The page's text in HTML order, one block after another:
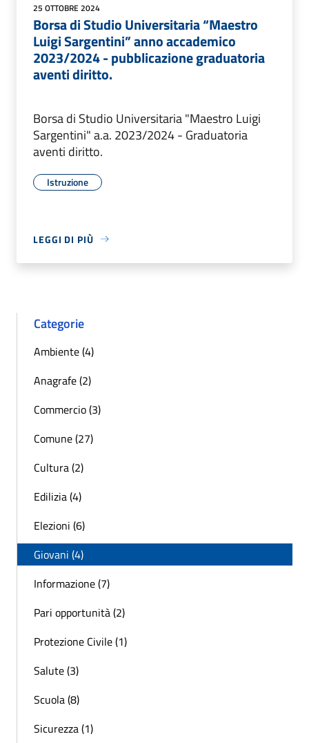
25 OTTOBRE 2024
Borsa di Studio Universitaria “Maestro
Luigi Sargentini” anno accademico
2023/2024 - pubblicazione graduatoria
aventi diritto.
Borsa di Studio Universitaria "Maestro Luigi
Sargentini" a.a. 2023/2024 - Graduatoria
aventi diritto.
Istruzione
LEGGI DI PIÙ
Categorie
Ambiente (4)
Anagrafe (2)
Commercio (3)
Comune (27)
Cultura (2)
Edilizia (4)
Elezioni (6)
Giovani (4)
Informazione (7)
Pari opportunità (2)
Protezione Civile (1)
Salute (3)
Scuola (8)
Sicurezza (1)